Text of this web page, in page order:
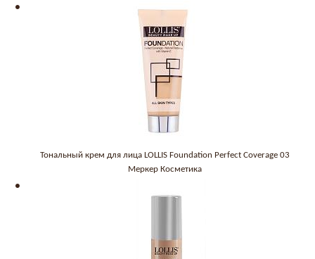
Тональный крем для лица LOLLIS Foundation Perfect Coverage 03
Меркер Косметика